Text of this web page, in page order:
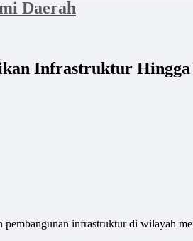
Daerah
Infrastruktur Hingga
pembangunan infrastruktur di wilayah